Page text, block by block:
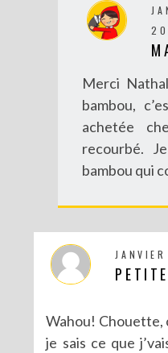
RECETTES ET CRÉATIONS
Merci
bambou,
achetée
recourbé.
bambou qui
PETITE
Wahou! Chouette,
je sais ce que